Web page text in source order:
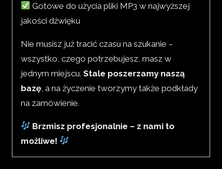
Gotowe do użycia pliki MP3 w najwyższej
jakości dźwięku
Nie musisz już tracić czasu na szukanie –
wszystko, czego potrzebujesz, masz w
jednym miejscu. Stale poszerzamy naszą
bazę , a na życzenie tworzymy także podkłady
na zamówienie.
Brzmisz profesjonalnie – z nami to
możliwe!